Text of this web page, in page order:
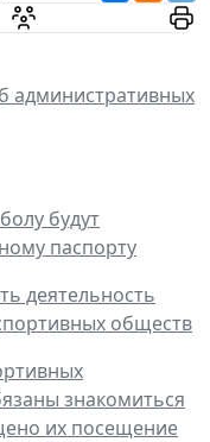
административных
будут
паспорту
деятельность
обществ
знакомиться
их посещение